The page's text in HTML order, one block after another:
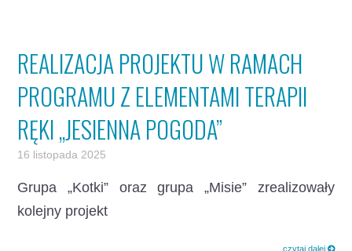
REALIZACJA PROJEKTU W RAMACH
PROGRAMU Z ELEMENTAMI TERAPII
RĘKI „JESIENNA POGODA”
16 listopada 2025
Grupa „Kotki” oraz grupa „Misie” zrealizowały
kolejny projekt
czytaj dalej